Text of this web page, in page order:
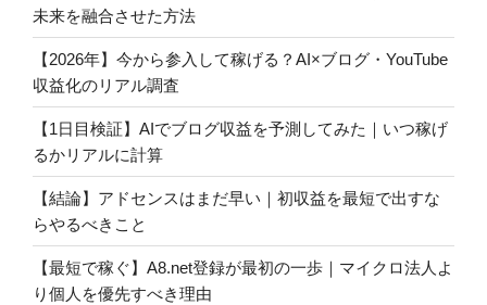
未来を融合させた方法
【2026年】今から参入して稼げる？AI×ブログ・YouTube
収益化のリアル調査
【1日目検証】AIでブログ収益を予測してみた｜いつ稼げ
るかリアルに計算
【結論】アドセンスはまだ早い｜初収益を最短で出すな
らやるべきこと
【最短で稼ぐ】A8.net登録が最初の一歩｜マイクロ法人よ
り個人を優先すべき理由